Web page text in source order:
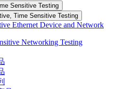
Sensitive Testing
Time Sensitive Testing
Ethernet Device and Network
Networking Testing